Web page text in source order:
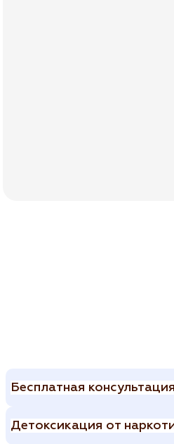
Бесплатная
Детоксикация от